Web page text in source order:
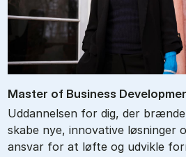
Ma­ster of Bu­si­ness
Uddannelsen for dig, der
skabe nye, innovative løsninger
ansvar for at løfte og udvikle